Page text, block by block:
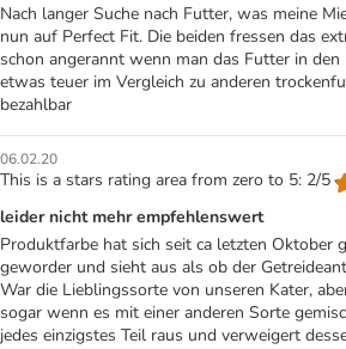
Nach langer Suche nach Futter, was meine
nun auf Perfect Fit. Die beiden fressen das
schon angerannt wenn man das Futter in
etwas teuer im Vergleich zu anderen
bezahlbar
06.02.20
This is a stars rating area from zero to 5: 2/5
leider nicht mehr empfehlenswert
Produktfarbe hat sich seit ca letzten Oktober
geworder und sieht aus als ob der
War die Lieblingssorte von unseren Kater,
sogar wenn es mit einer anderen Sorte
jedes einzigstes Teil raus und verweigert